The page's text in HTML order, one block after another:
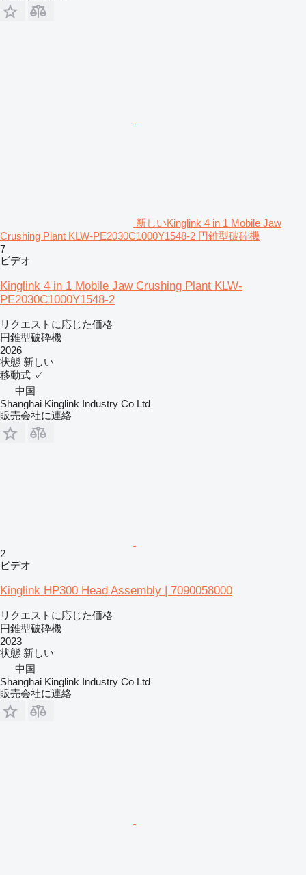
新しいKinglink 4 in 1 Mobile Jaw
Crushing Plant KLW-PE2030C1000Y1548-2 円錐型破砕機
7
ビデオ
Kinglink 4 in 1 Mobile Jaw Crushing Plant KLW-
PE2030C1000Y1548-2
リクエストに応じた価格
円錐型破砕機
2026
状態 新しい
移動式 ✓
中国
Shanghai Kinglink Industry Co Ltd
販売会社に連絡
2
ビデオ
Kinglink HP300 Head Assembly | 7090058000
リクエストに応じた価格
円錐型破砕機
2023
状態 新しい
中国
Shanghai Kinglink Industry Co Ltd
販売会社に連絡